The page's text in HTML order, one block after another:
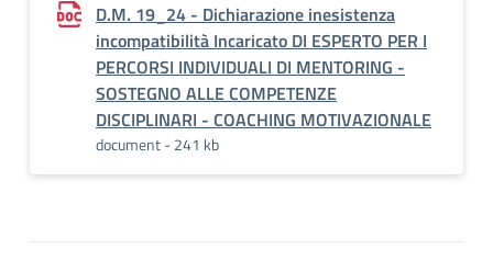
D.M. 19_24 - Dichiarazione inesistenza
incompatibilità Incaricato DI ESPERTO PER I
PERCORSI INDIVIDUALI DI MENTORING -
SOSTEGNO ALLE COMPETENZE
DISCIPLINARI - COACHING MOTIVAZIONALE
document - 241 kb